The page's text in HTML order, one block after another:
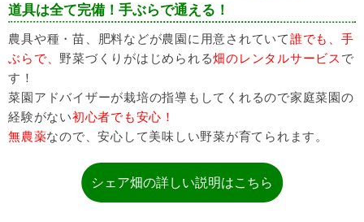
道具は全て完備！手ぶらで通える！
農具や種・苗、肥料などが農園に用意されていて誰でも、手
ぶらで、 野菜づくりがはじめられる畑のレンタルサービス で
す！
菜園アドバイザーが栽培の指導もしてくれるので家庭菜園の
経験がない初心者でも安心！
無農薬なので、安心して美味しい野菜が育てられます。
シェア畑の詳しい説明はこちら